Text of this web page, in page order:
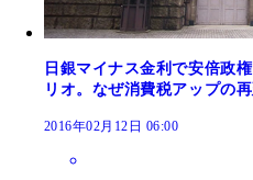
日銀マイナス金利で安倍政
リオ。なぜ消費税アップの
2016年02月12日 06:00